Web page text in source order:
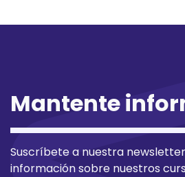
Mantente
Suscríbete a nuestra
información sobre nuestros